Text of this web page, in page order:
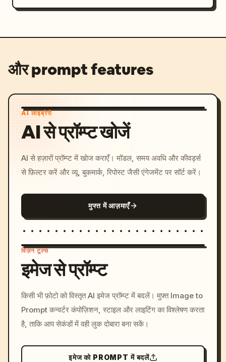
और prompt features
AI लाइब्रेरी
AI से प्रॉम्प्ट खोजें
AI से हज़ारों प्रॉम्प्ट में खोज कराएँ। मॉडल, समय अवधि और कीवर्ड्स
से फ़िल्टर करें और व्यू, बुकमार्क, रिपोस्ट जैसी एंगेजमेंट पर सॉर्ट करें।
मुफ्त में आज़माएँ
c, cyberpunk sunset, neon
colors, 8k --v 6.0
विज़न टूल्स
इमेज से प्रॉम्प्ट
किसी भी फ़ोटो को विस्तृत AI इमेज प्रॉम्प्ट में बदलें। मुफ़्त Image to
Prompt कन्वर्टर कंपोज़िशन, स्टाइल और लाइटिंग का विश्लेषण करता
है, ताकि आप सेकंडों में वही लुक दोबारा बना सकें।
इमेज को PROMPT में बदलें